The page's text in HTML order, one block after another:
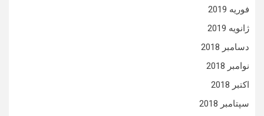
فوریه 2019
ژانویه 2019
دسامبر 2018
نوامبر 2018
اکتبر 2018
سپتامبر 2018